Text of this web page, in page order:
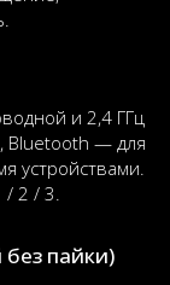
и 2,4 ГГц
Bluetooth — для
устройствами.
/ 2 / 3.
пайки)